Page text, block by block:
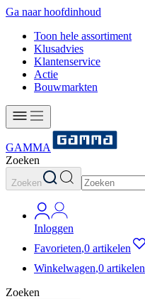
Ga naar hoofdinhoud
Toon hele assortiment
Klusadvies
Klantenservice
Actie
Bouwmarkten
GAMMA
Zoeken
Zoeken
Inloggen
Favorieten,0 artikelen
Winkelwagen,0 artikelen
Zoeken